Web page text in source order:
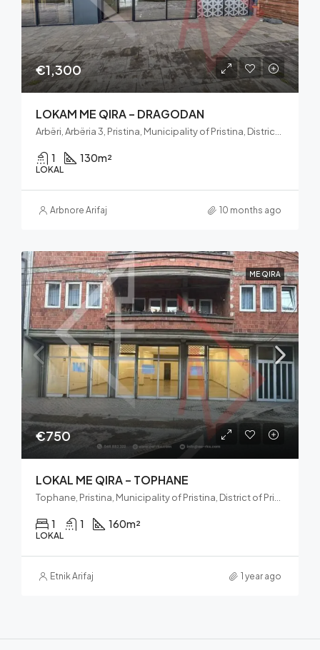
€1,300
LOKAM ME QIRA – DRAGODAN
Arbëri, Arbëria 3, Pristina, Municipality of Pristina, District of Prishtina, 10000, Kosovo
1 130m²
LOKAL
Arbnore Arifaj 10 months ago
ME QIRA
€750
LOKAL ME QIRA – TOPHANE
Tophane, Pristina, Municipality of Pristina, District of Prishtina, Kosovo
1 1 160m²
LOKAL
Etnik Arifaj 1 year ago